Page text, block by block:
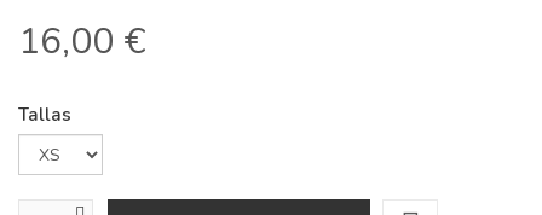
16,00 €
Tallas